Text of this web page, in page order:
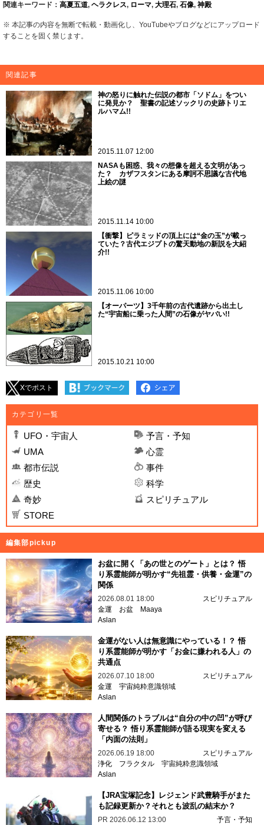
関連キーワード： 高夏五道, ヘラクレス, ローマ, 大理石, 石像, 神殿
※ 本記事の内容を無断で転載・動画化し、YouTubeやブログなどにアップロード
することを固く禁じます。
関連記事
神の怒りに触れた伝説の都市「ソドム」をつい
に発見か？ 聖書の記述ソックリの史跡トリエ
ルハマム!!
2015.11.07 12:00
NASAも困惑、我々の想像を超える文明があっ
た？ カザフスタンにある摩訶不思議な古代地
上絵の謎
2015.11.14 10:00
【衝撃】ピラミッドの頂上には“金の玉”が載っ
ていた？古代エジプトの驚天動地の新説を大紹
介!!
2015.11.06 10:00
【オーパーツ】3千年前の古代遺跡から出土し
た“宇宙船に乗った人間”の石像がヤバい!!
2015.10.21 10:00
Xでポスト
カテゴリ一覧
UFO・宇宙人
予言・予知
UMA
心霊
都市伝説
事件
歴史
科学
奇妙
スピリチュアル
STORE
編集部pickup
お盆に開く「あの世とのゲート」とは？ 悟
り系霊能師が明かす“先祖霊・供養・金運”の
関係
2026.08.01 18:00
スピリチュアル
金運
お盆
Maaya
Aslan
金運がない人は無意識にやっている！？ 悟
り系霊能師が明かす「お金に嫌われる人」の
共通点
2026.07.10 18:00
スピリチュアル
金運 宇宙純粋意識領域
Aslan
人間関係のトラブルは“自分の中の凹”が呼び
寄せる？ 悟り系霊能師が語る現実を変える
「内面の法則」
2026.06.19 18:00
スピリチュアル
浄化
フラクタル 宇宙純粋意識領域
Aslan
【JRA宝塚記念】レジェンド武豊騎手がまた
も記録更新か？それとも波乱の結末か？
PR 2026.06.12 13:00
予言・予知